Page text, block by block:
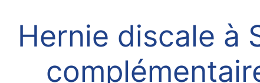
Hernie discale à